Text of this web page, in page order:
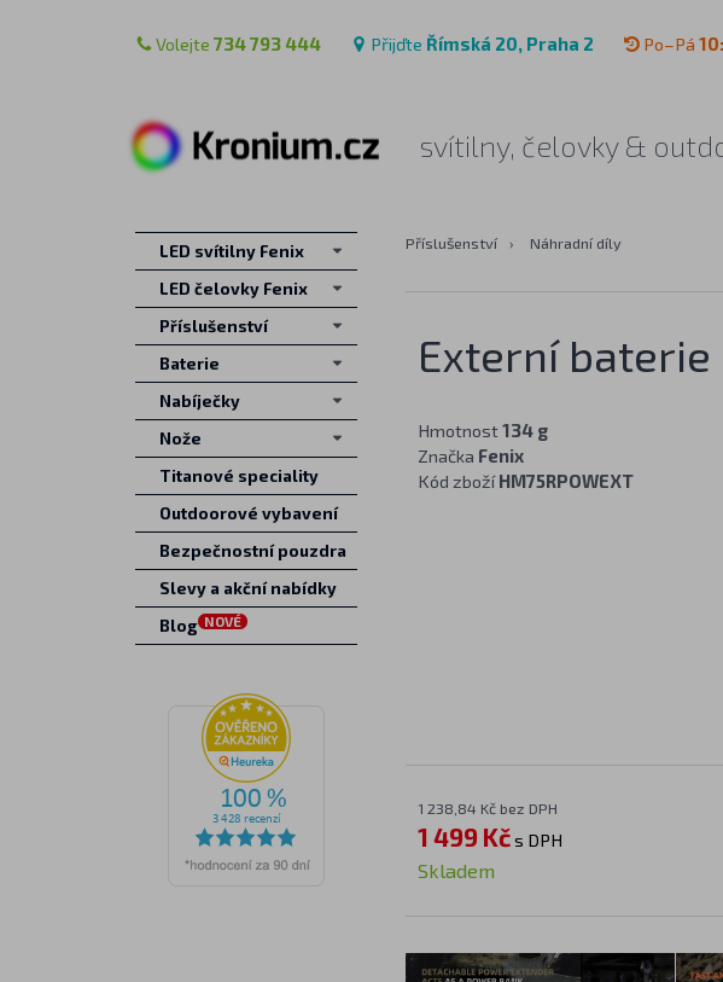
Volejte 734 793 444 Přijďte Římská 20, Praha 2 Po–Pá
svítilny, čelovky &
Příslušenství › Náhradní díly
Externí baterie
Hmotnost134 g
Značka Fenix
Kód zbožíHM75RPOWEXT
1 238,84 Kč bez DPH
1 499 Kčs DPH
Skladem
LED svítilny Fenix
LED čelovky Fenix
Příslušenství
Baterie
Nabíječky
Nože
Titanové speciality
Outdoorové vybavení
Bezpečnostní pouzdra
Slevy a akční nabídky
Blog NOVÉ